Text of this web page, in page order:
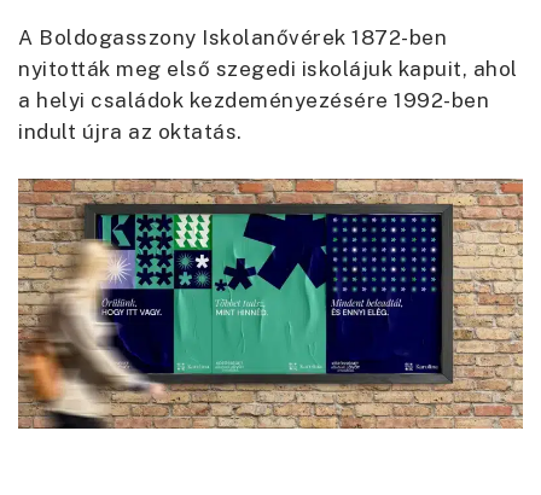
A Boldogasszony Iskolanővérek 1872-ben
nyitották meg első szegedi iskolájuk kapuit, ahol
a helyi családok kezdeményezésére 1992-ben
indult újra az oktatás.